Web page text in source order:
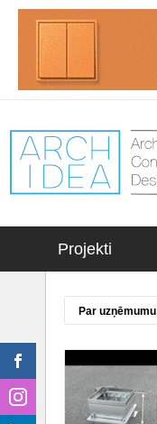
Projekti
Par uzņēmumu